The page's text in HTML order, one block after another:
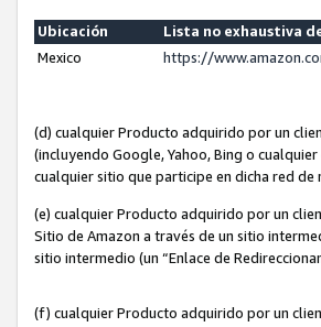
Ubicación
Lista no exhaustiva
Mexico
https://
(d) cualquier Producto adquirido por un
(incluyendo Google, Yahoo, Bing o
cualquier sitio que participe en dicha red
(e) cualquier Producto adquirido por un
Sitio de Amazon a través de un sitio
sitio intermedio (un “Enlace de
(f) cualquier Producto adquirido por un